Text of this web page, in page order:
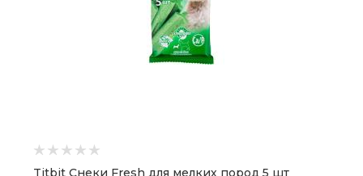
Titbit Снеки Fresh для мелких пород 5 шт